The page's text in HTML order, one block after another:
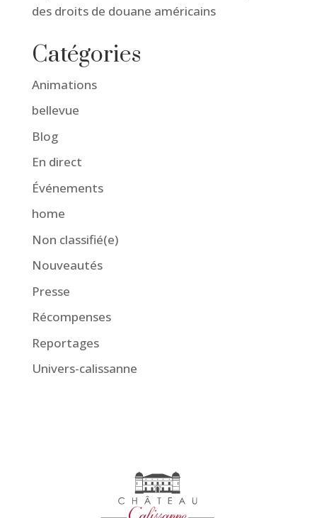
des droits de douane américains
Catégories
Animations
bellevue
Blog
En direct
Événements
home
Non classifié(e)
Nouveautés
Presse
Récompenses
Reportages
Univers-calissanne